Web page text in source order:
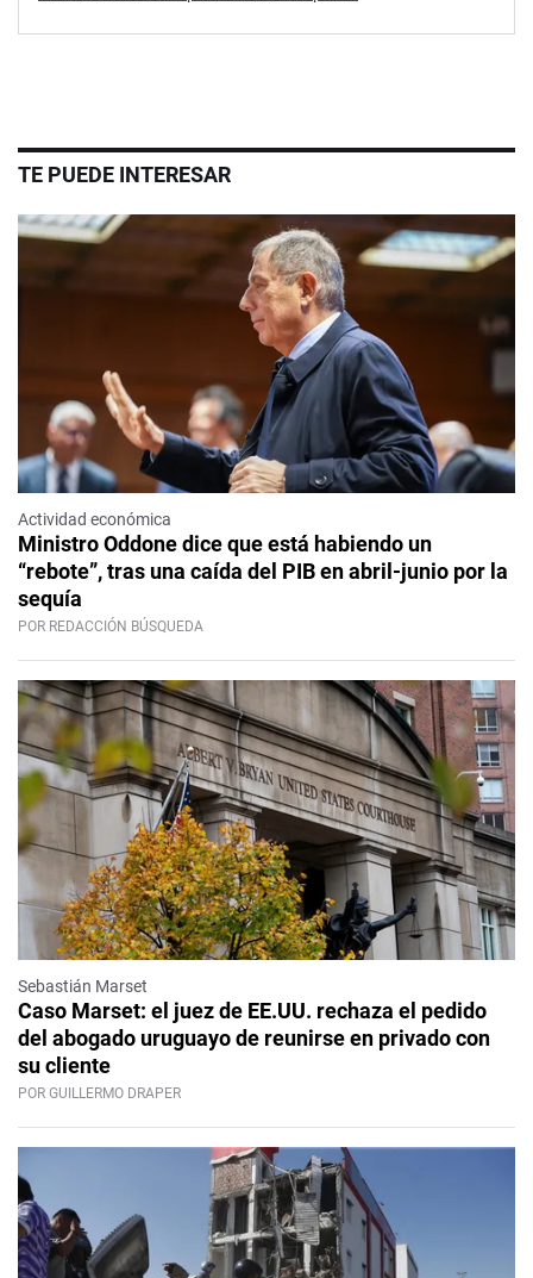
TE PUEDE INTERESAR
Actividad económica
Ministro Oddone dice que está habiendo un
“rebote”, tras una caída del PIB en abril-junio por la
sequía
POR REDACCIÓN BÚSQUEDA
Sebastián Marset
Caso Marset: el juez de EE.UU. rechaza el pedido
del abogado uruguayo de reunirse en privado con
su cliente
POR GUILLERMO DRAPER